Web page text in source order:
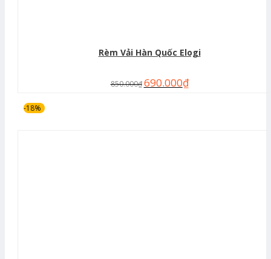
Rèm Vải Hàn Quốc Elogi
850.000₫ 690.000₫
-18%